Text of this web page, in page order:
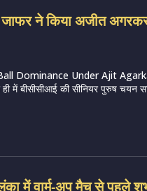
जाफर ने किया अजीत
Dominance Under Ajit
में बीसीसीआई की सीनियर पुरुष चयन
में वार्म-अप मैच से पहले